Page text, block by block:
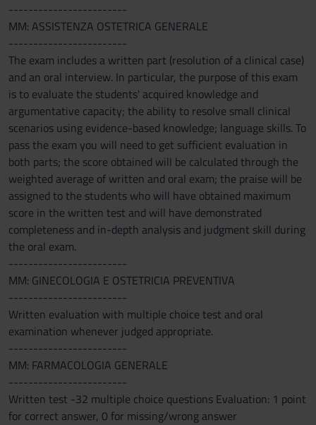
------------------------
MM: ASSISTENZA OSTETRICA GENERALE
------------------------
The exam includes a written part (resolution of a clinical case)
and an oral interview. In particular, the purpose of this exam
is to evaluate the students' acquired knowledge and
argumentative capacity; the ability to resolve small clinical
scenarios using evidence-based knowledge; language skills. To
pass the exam you will need to get sufficient evaluation in
both parts; the score obtained will be calculated through the
weighted average of written and oral exam; the praise will be
assigned to the students who will have obtained maximum
score in the written test and will have demonstrated
completeness and in-depth analysis and judgment skill during
the oral exam.
------------------------
MM: GINECOLOGIA E OSTETRICIA PREVENTIVA
------------------------
Written evaluation with multiple choice test and oral
examination whenever judged appropriate.
------------------------
MM: FARMACOLOGIA GENERALE
------------------------
Written test -32 multiple choice questions Evaluation: 1 point
for correct answer, 0 for missing/wrong answer